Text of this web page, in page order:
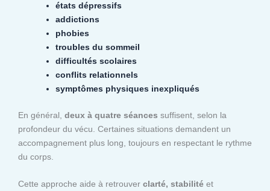
états dépressifs
addictions
phobies
troubles du sommeil
difficultés scolaires
conflits relationnels
symptômes physiques inexpliqués
En général, deux à quatre séances suffisent, selon la
profondeur du vécu. Certaines situations demandent un
accompagnement plus long, toujours en respectant le rythme
du corps.
Cette approche aide à retrouver clarté, stabilité et